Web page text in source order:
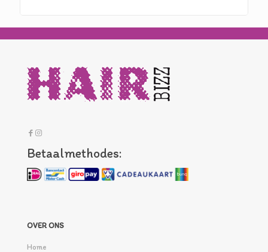
Betaalmethodes:
OVER ONS
Home